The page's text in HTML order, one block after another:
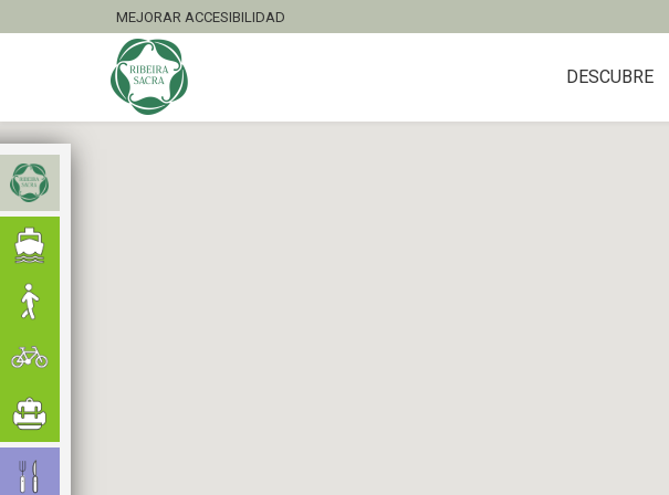
MEJORAR ACCESIBILIDAD
DESCUBRE